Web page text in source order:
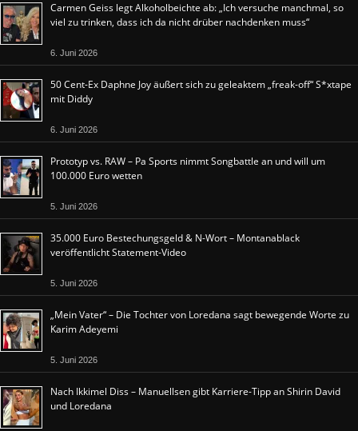
Carmen Geiss legt Alkoholbeichte ab: „Ich versuche manchmal, so
viel zu trinken, dass ich da nicht drüber nachdenken muss“
6. Juni 2026
50 Cent-Ex Daphne Joy äußert sich zu geleaktem „freak-off“ S*xtape
mit Diddy
6. Juni 2026
Prototyp vs. RAW – Pa Sports nimmt Songbattle an und will um
100.000 Euro wetten
5. Juni 2026
35.000 Euro Bestechungsgeld & N-Wort – Montanablack
veröffentlicht Statement-Video
5. Juni 2026
„Mein Vater“ – Die Tochter von Loredana sagt bewegende Worte zu
Karim Adeyemi
5. Juni 2026
Nach Ikkimel Diss – Manuellsen gibt Karriere-Tipp an Shirin David
und Loredana